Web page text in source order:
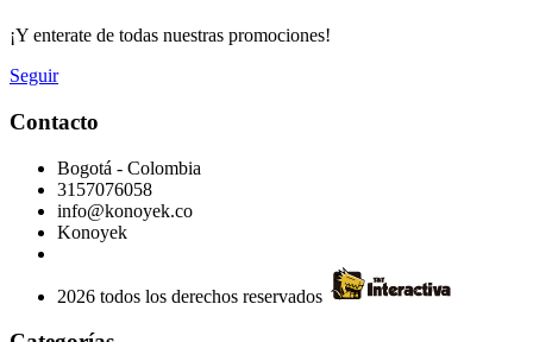
¡Y enterate de todas nuestras promociones!
Seguir
Contacto
Bogotá - Colombia
3157076058
info@konoyek.co
Konoyek
2026 todos los derechos reservados